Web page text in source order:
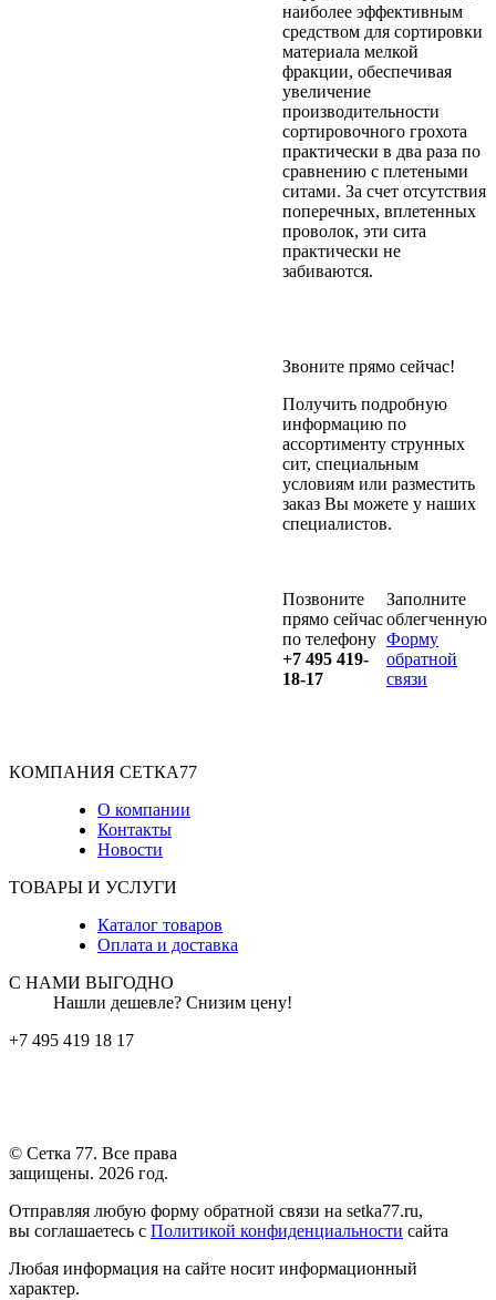
наиболее эффективным
средством для сортировки
материала мелкой
фракции, обеспечивая
увеличение
производительности
сортировочного грохота
практически в два раза по
сравнению с плетеными
ситами. За счет отсутствия
поперечных, вплетенных
проволок, эти сита
практически не
забиваются.
Звоните прямо сейчас!
Получить подробную
информацию по
ассортименту струнных
сит, специальным
условиям или разместить
заказ Вы можете у наших
специалистов.
Позвоните
прямо сейчас
по телефону
+7 495 419-
18-17
Заполните
облегченную
Форму
обратной
связи
КОМПАНИЯ СЕТКА77
О компании
Контакты
Новости
ТОВАРЫ И УСЛУГИ
Каталог товаров
Оплата и доставка
С НАМИ ВЫГОДНО
Нашли дешевле? Снизим цену!
+7 495 419 18 17
© Сетка 77. Все права
защищены. 2026 год.
Отправляя любую форму обратной связи на setka77.ru,
вы соглашаетесь с Политикой конфиденциальности сайта
Любая информация на сайте носит информационный
характер.